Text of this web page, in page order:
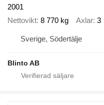
2001
Nettovikt 8 770 kg Axlar 3
Sverige, Södertälje
Blinto AB